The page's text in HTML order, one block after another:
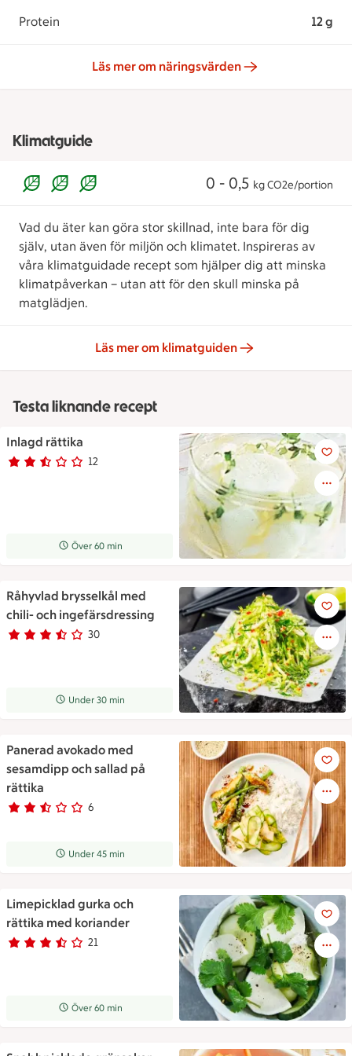
Protein 12 g
Läs mer om näringsvärden
Klimatguide
0 - 0,5 kg CO2e/portion
Vad du äter kan göra stor skillnad, inte bara för dig
själv, utan även för miljön och klimatet. Inspireras av
våra klimatguidade recept som hjälper dig att minska
klimatpåverkan – utan att för den skull minska på
matglädjen.
Läs mer om klimatguiden
Testa liknande recept
Inlagd rättika
Betyg 2.6 av 5. 12
12 personer har röstat
Receptet tar Över 60 min att tillaga
Över 60 min
Inlagd rättika
Råhyvlad brysselkål med
chili- och ingefärsdressing
Betyg 3.1 av 5. 30
30 personer har röstat
Receptet tar Under 30 min att tillaga
Under 30 min
Råhyvlad brysselkål med
Panerad avokado med
sesamdipp och sallad på
rättika
Betyg 2.2 av 5. 6
6 personer har röstat
Receptet tar Under 45 min att tillaga
Under 45 min
Panerad avokado med
Limepicklad gurka och
rättika med koriander
Betyg 3.4 av 5. 21
21 personer har röstat
Receptet tar Över 60 min att tillaga
Över 60 min
Limepicklad gurka och